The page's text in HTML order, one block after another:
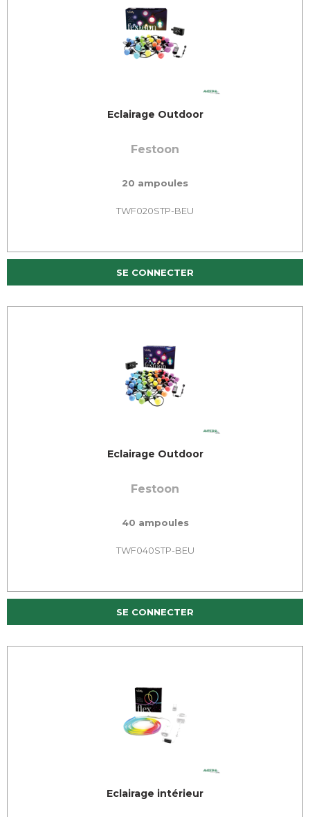
Eclairage Outdoor
Festoon
20 ampoules
TWF020STP-BEU
SE CONNECTER
Eclairage Outdoor
Festoon
40 ampoules
TWF040STP-BEU
SE CONNECTER
Eclairage intérieur